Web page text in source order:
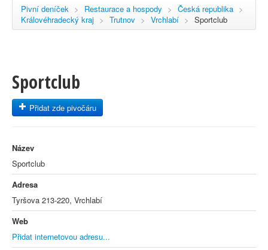
Pivní deníček > Restaurace a hospody > Česká republika >
Královéhradecký kraj > Trutnov > Vrchlabí > Sportclub
Sportclub
Přidat zde pivočáru
Název
Sportclub
Adresa
Tyršova 213-220, Vrchlabí
Web
Přidat internetovou adresu...